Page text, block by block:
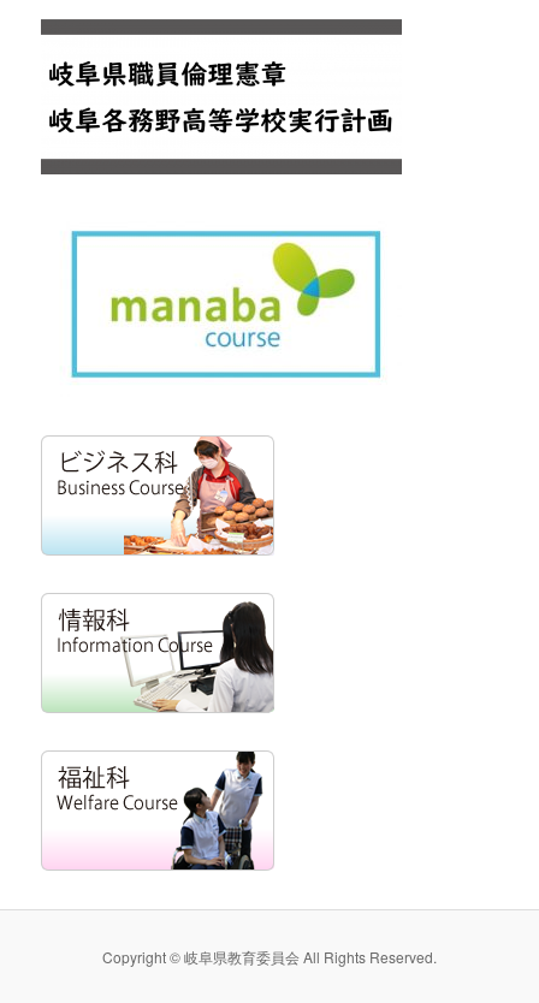
Copyright © 岐阜県教育委員会 All Rights Reserved.